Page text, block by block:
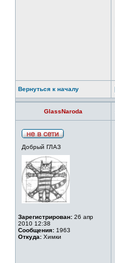
Вернуться к началу
GlassNaroda
Добрый ГЛАЗ
Зарегистрирован: 26 апр
2010 12:38
Сообщения: 1963
Откуда: Химки